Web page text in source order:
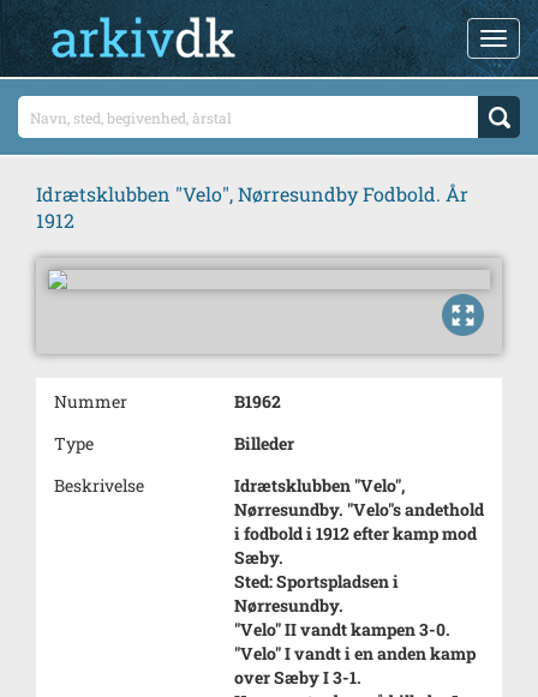
Idrætsklubben "Velo", Nørresundby Fodbold. År
1912
Nummer
B1962
Type
Billeder
Beskrivelse
Idrætsklubben "Velo",
Nørresundby. "Velo"s andethold
i fodbold i 1912 efter kamp mod
Sæby.
Sted: Sportspladsen i
Nørresundby.
"Velo" II vandt kampen 3-0.
"Velo" I vandt i en anden kamp
over Sæby I 3-1.